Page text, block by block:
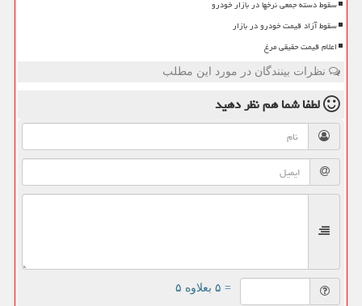
سقوط دسته جمعی نرخها در بازار خودرو
سقوط آزاد قیمت خودرو در بازار
اعلام قیمت حقیقی مرغ
نظرات بینندگان در مورد این مطلب
لطفا شما همنظر دهید
= ۵ بعلاوه ۵